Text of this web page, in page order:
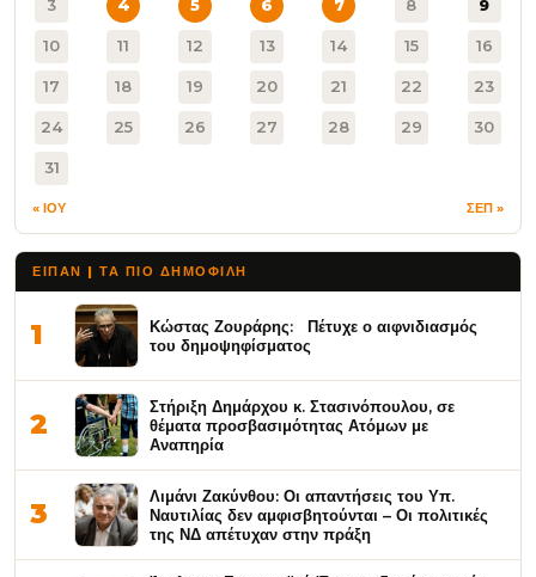
3 4 5 6 7 8 9
10 11 12 13 14 15 16
17 18 19 20 21 22 23
24 25 26 27 28 29 30
31
« ΙΟΥ ΣΕΠ »
ΕΙΠΑΝ | ΤΑ ΠΙΟ ΔΗΜΟΦΙΛΉ
1
Κώστας Ζουράρης: Πέτυχε ο αιφνιδιασμός
του δημοψηφίσματος
2
Στήριξη Δημάρχου κ. Στασινόπουλου, σε
θέματα προσβασιμότητας Ατόμων με
Αναπηρία
3
Λιμάνι Ζακύνθου: Οι απαντήσεις του Υπ.
Ναυτιλίας δεν αμφισβητούνται – Οι πολιτικές
της ΝΔ απέτυχαν στην πράξη